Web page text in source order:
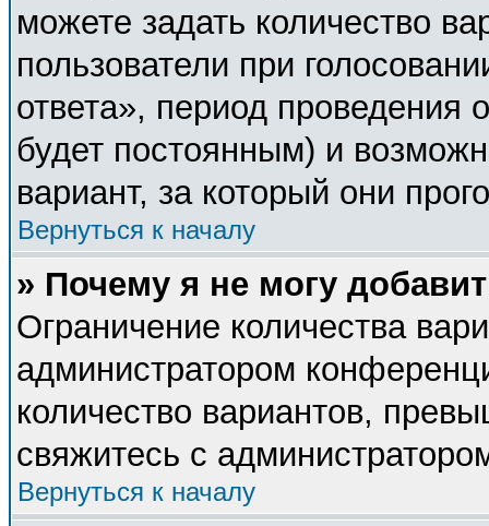
можете задать количество
пользователи при
ответа», период проведения
будет постоянным) и
вариант, за который они
Вернуться к началу
» Почему я не могу
Ограничение количества
администратором
количество вариантов,
свяжитесь с
Вернуться к началу